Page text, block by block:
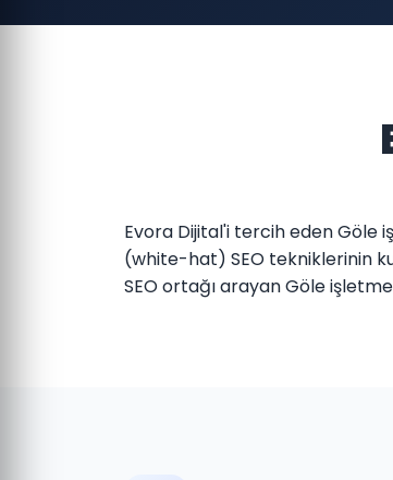
Evora Dijital'i tercih eden Göle
(white-hat) SEO tekniklerinin
SEO ortağı arayan Göle